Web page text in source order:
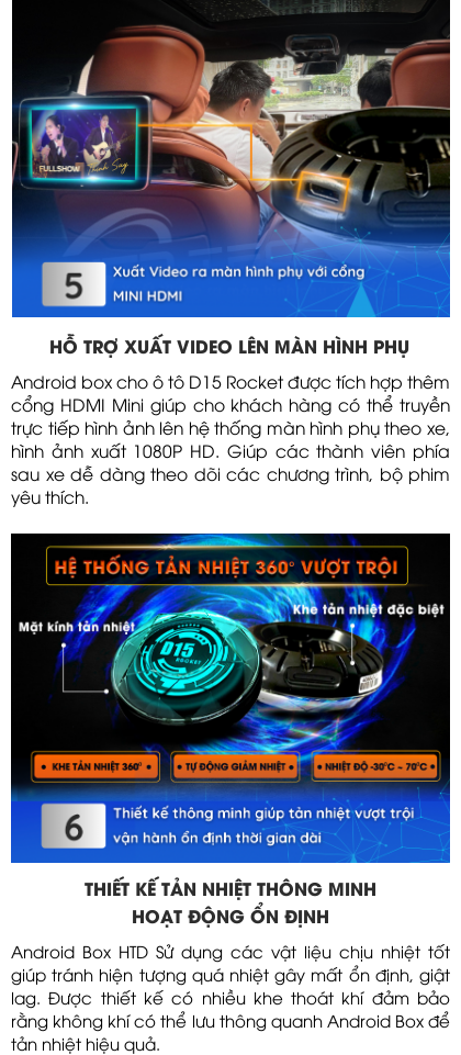
Android box cho ô tô D15 Rocket được tích hợp thêm
cổng HDMI Mini giúp cho khách hàng có thể truyền
trực tiếp hình ảnh lên hệ thống màn hình phụ theo xe,
hình ảnh xuất 1080P HD. Giúp các thành viên phía
sau xe dễ dàng theo dõi các chương trình, bộ phim
yêu thích.
HỖ TRỢ XUẤT VIDEO LÊN MÀN HÌNH PHỤ
THIẾT KẾ TẢN NHIỆT THÔNG MINH
HOẠT ĐỘNG ỔN ĐỊNH
Android Box HTD Sử dụng các vật liệu chịu nhiệt tốt
giúp tránh hiện tượng quá nhiệt gây mất ổn định, giật
lag. Được thiết kế có nhiều khe thoát khí đảm bảo
rằng không khí có thể lưu thông quanh Android Box để
tản nhiệt hiệu quả.